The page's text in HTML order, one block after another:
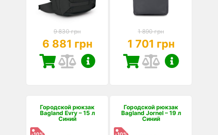
9 830 грн
6 881 грн
1 890 грн
1 701 грн
Городской рюкзак
Bagland Evry – 15 л
Синий
Городской рюкзак
Bagland Jornel – 19 л
Синий